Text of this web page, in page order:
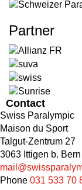
Partner
Contact
Swiss Paralympic
Maison du Sport
Talgut-Zentrum 27
3063 Ittigen b. Bern
Phone 031 533 70